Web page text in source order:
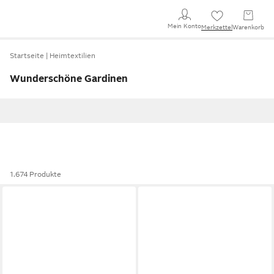
Mein KontoMerkzettel Warenkorb
Startseite Heimtextilien
Wunderschöne Gardinen
1.674 Produkte